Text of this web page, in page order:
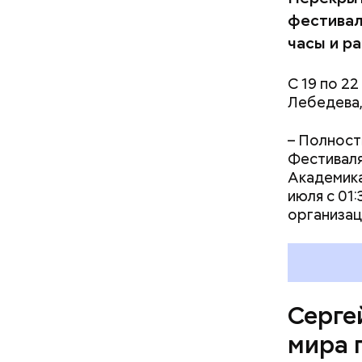
часы и
С 19 по
–
июля с
мира
— Тогда
победу.
улыбки,